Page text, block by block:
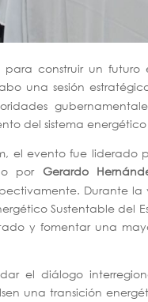
construir un futuro
una sesión
del sistema
el evento fue liderado
por Gerardo
Durante
Sustentable del
y fomentar una
el diálogo
una transición